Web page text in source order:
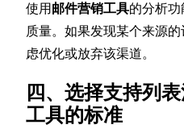
使用邮件营销工具的分析
质量。如果发现某个来源
虑优化或放弃该渠道。
四、选择支持列
工具的标准